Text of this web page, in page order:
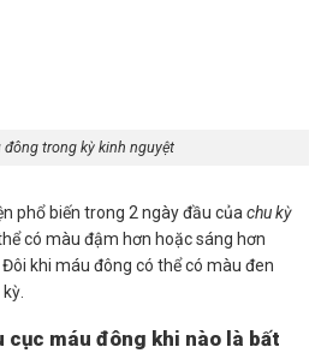
đông trong kỳ kinh nguyệt
phổ biến trong 2 ngày đầu của chu kỳ
có màu đậm hơn hoặc sáng hơn
khi máu đông có thể có màu đen
cục máu đông khi nào là bất